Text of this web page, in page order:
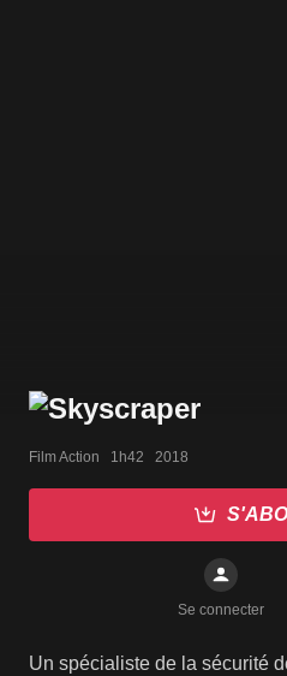
Film Action   1h42   2018
Se connecter
Un spécialiste de la sécurité